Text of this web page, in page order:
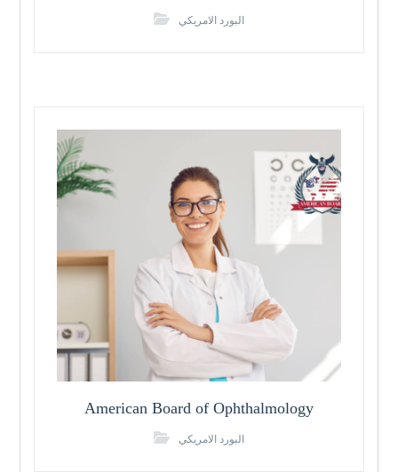
البورد الامريكي
American Board of Ophthalmology
البورد الامريكي